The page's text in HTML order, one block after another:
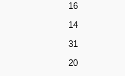
16
14
31
20